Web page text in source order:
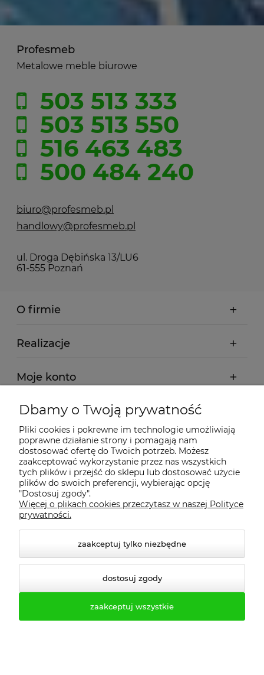
Profesmeb
Metalowe meble biurowe
503 513 333
503 513 550
516 463 483
500 484 240
biuro@profesmeb.pl
handlowy@profesmeb.pl
ul. Droga Dębińska 13/LU6
61-555 Poznań
O firmie
Realizacje
Moje konto
Regulamin
Dostawa - realizacja
Gwarancja i zwroty
Pomoc
Dbamy o Twoją prywatność
Pliki cookies i pokrewne im technologie umożliwiają
poprawne działanie strony i pomagają nam
dostosować ofertę do Twoich potrzeb. Możesz
zaakceptować wykorzystanie przez nas wszystkich
tych plików i przejść do sklepu lub dostosować użycie
plików do swoich preferencji, wybierając opcję
"Dostosuj zgody".
Więcej o plikach cookies przeczytasz w naszej Polityce
prywatności.
zaakceptuj tylko niezbędne
dostosuj zgody
zaakceptuj wszystkie